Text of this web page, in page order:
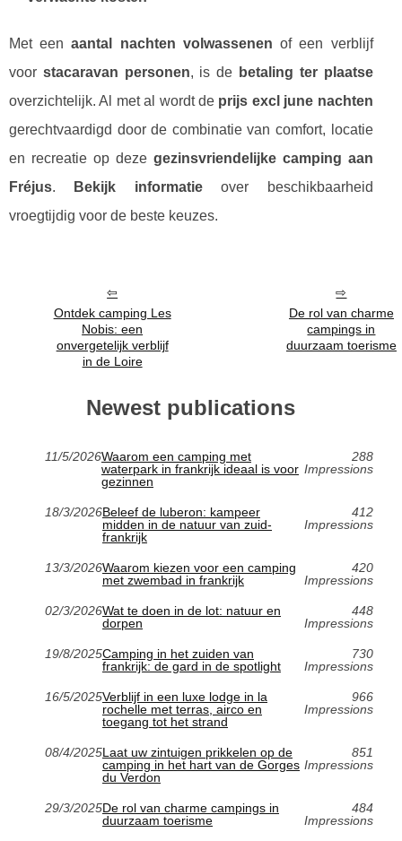
Met eenaantal nachten volwassenen of een verblijf
voor stacaravan personen, is de betaling ter plaatse
overzichtelijk. Al met al wordt de prijs excl june nachten
gerechtvaardigd door de combinatie van comfort, locatie
en recreatie op deze gezinsvriendelijke camping aan
Fréjus. Bekijk informatieover beschikbaarheid
vroegtijdig voor de beste keuzes.
Ontdek camping Les
Nobis: een
onvergetelijk verblijf
in de Loire
De rol van charme
campings in
duurzaam toerisme
Newest publications
11/5/2026Waarom een camping met
waterpark in frankrijk ideaal is voor
gezinnen
288
Impressions
18/3/2026Beleef de luberon: kampeer
midden in de natuur van zuid-
frankrijk
412
Impressions
13/3/2026Waarom kiezen voor een camping
met zwembad in frankrijk
420
Impressions
02/3/2026Wat te doen in de lot: natuur en
dorpen
448
Impressions
19/8/2025Camping in het zuiden van
frankrijk: de gard in de spotlight
730
Impressions
16/5/2025Verblijf in een luxe lodge in la
rochelle met terras, airco en
toegang tot het strand
966
Impressions
08/4/2025Laat uw zintuigen prikkelen op de
camping in het hart van de Gorges
du Verdon
851
Impressions
29/3/2025De rol van charme campings in
duurzaam toerisme
484
Impressions